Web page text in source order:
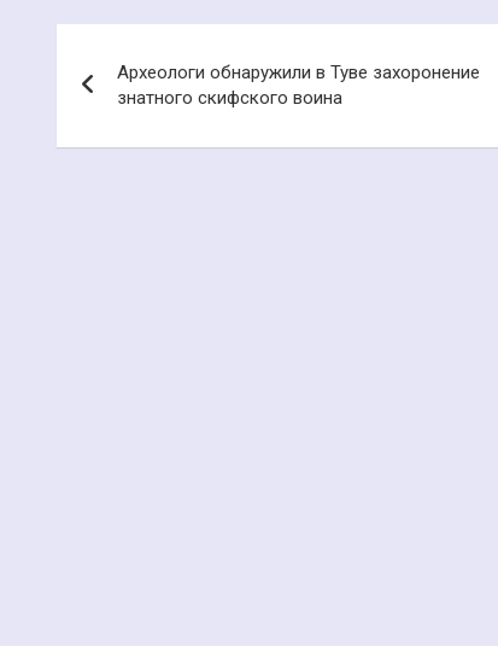
по
записям
Археологи обнаружили в Туве захоронение
знатного скифского воина